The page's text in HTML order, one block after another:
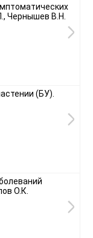
Чернышев В.Н.
(БУ).
О.К.